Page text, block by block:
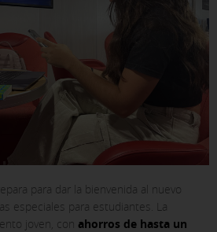
para dar la bienvenida al nuevo
especiales para estudiantes. La
joven, con ahorros de hasta un